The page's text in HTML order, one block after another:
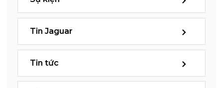
Tin Jaguar
Tin tức